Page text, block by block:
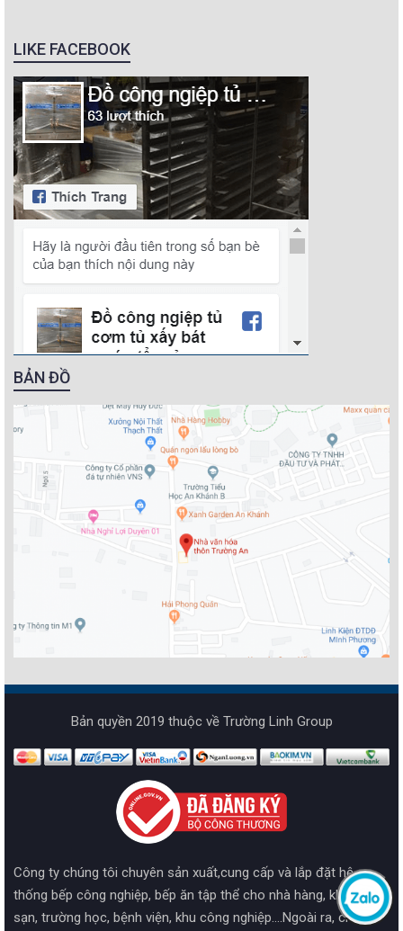
LIKE FACEBOOK
BẢN ĐỒ
Bản quyền 2019 thuộc về Trường Linh Group
Công ty chúng tôi chuyên sản xuất,cung cấp và lắp đặt hệ
thống bếp công nghiệp, bếp ăn tập thể cho nhà hàng, khách
sạn, trường học, bệnh viện, khu công nghiệp....Ngoài ra, chúng